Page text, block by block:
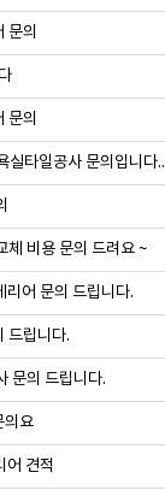
문의
문의
실타일공사 문의입니다..
체 비용 문의 드려요 ~
리어 문의 드립니다.
드립니다.
문의 드립니다.
의요
어 견적